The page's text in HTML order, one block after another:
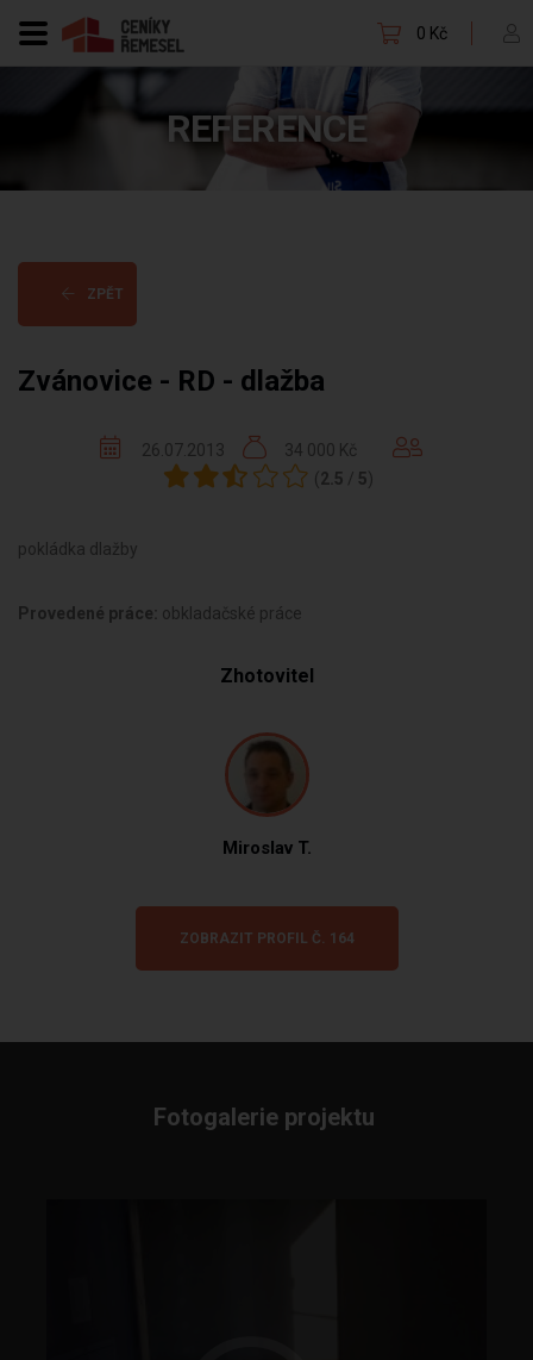
0 Kč
REFERENCE
ZPĚT
Zvánovice - RD - dlažba
26.07.2013
34 000 Kč
( 2.5 / 5)
pokládka dlažby
Provedené práce: obkladačské práce
Zhotovitel
Miroslav T.
ZOBRAZIT PROFIL Č. 164
Fotogalerie projektu